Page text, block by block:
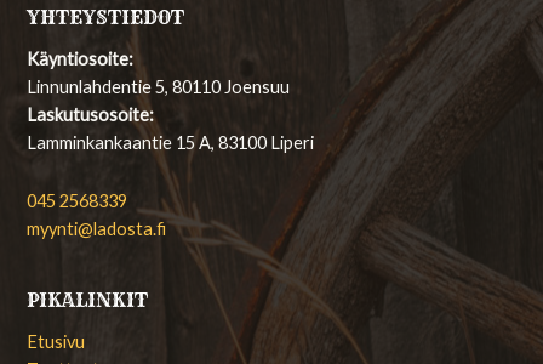
YHTEYSTIEDOT
Käyntiosoite:
Linnunlahdentie 5, 80110 Joensuu
Laskutusosoite:
Lamminkankaantie 15 A, 83100 Liperi
045 2568339
myynti@ladosta.fi
PIKALINKIT
Etusivu